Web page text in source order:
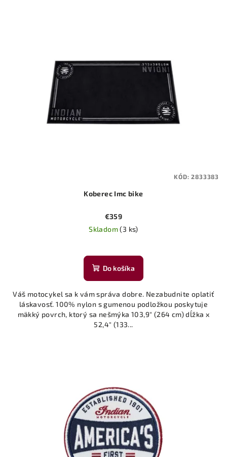
Koberec Imc bike
€359
Skladom(3 ks)
Do košíka
Váš motocykel sa k vám správa dobre. Nezabudnite oplatiť
láskavosť. 100% nylon s gumenou podložkou poskytuje
mäkký povrch, ktorý sa nešmýka 103,9" (264 cm) dĺžka x
52,4" (133...
KÓD:2833383